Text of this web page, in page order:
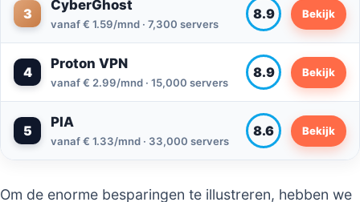
3
CyberGhost
vanaf € 1.59/mnd · 7,300 servers
8.9 Bekijk
4
Proton VPN
vanaf € 2.99/mnd · 15,000 servers
8.9 Bekijk
5
PIA
vanaf € 1.33/mnd · 33,000 servers
8.6 Bekijk
Om de enorme besparingen te illustreren, hebben we